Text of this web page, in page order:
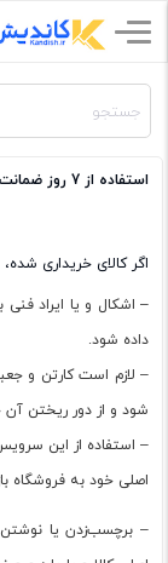
استفاده از 7 روز ضمانت بازگشت چه شرایطی دارد؟
اگر کالای خریداری
داده شود.
شود و از دور ریختن
– استفاده از این
اصلی خود به فروشگاه
– برچسب‌زدن یا